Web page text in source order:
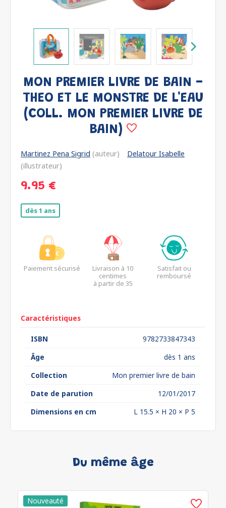
MON PREMIER LIVRE DE BAIN -
THEO ET LE MONSTRE DE L'EAU
(COLL. MON PREMIER LIVRE DE
BAIN)
Martinez Pena Sigrid (auteur)
Delatour Isabelle
(illustrateur)
9.95 €
dès 1 ans
Paiement sécurisé
Livraison à 10
centimes
à partir de 35
Satisfait ou
remboursé
Caractéristiques
ISBN
9782733847343
Âge
dès 1 ans
Collection
Mon premier livre de bain
Date de parution
12/01/2017
Dimensions en cm
L 15.5 × H 20 × P 5
Du même âge